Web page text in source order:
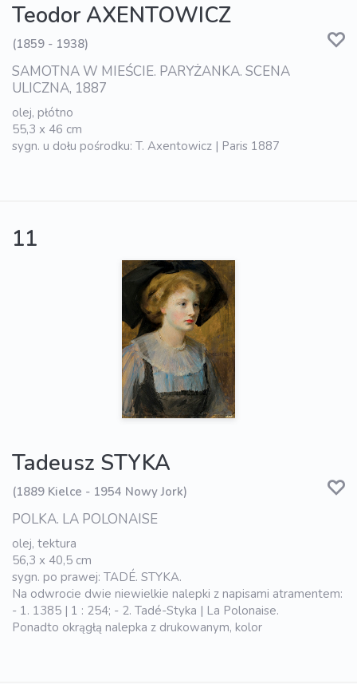
Teodor AXENTOWICZ
(1859 - 1938)
SAMOTNA W MIEŚCIE. PARYŻANKA. SCENA
ULICZNA, 1887
olej, płótno
55,3 x 46 cm
sygn. u dołu pośrodku: T. Axentowicz | Paris 1887
11
Tadeusz STYKA
(1889 Kielce - 1954 Nowy Jork)
POLKA. LA POLONAISE
olej, tektura
56,3 x 40,5 cm
sygn. po prawej: TADÉ. STYKA.
Na odwrocie dwie niewielkie nalepki z napisami atramentem:
- 1. 1385 | 1 : 254; - 2. Tadé-Styka | La Polonaise.
Ponadto okrągłą nalepka z drukowanym, kolor